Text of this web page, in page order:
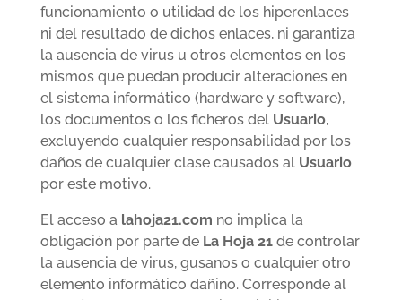
funcionamiento o utilidad de los hiperenlaces
ni del resultado de dichos enlaces, ni garantiza
la ausencia de virus u otros elementos en los
mismos que puedan producir alteraciones en
el sistema informático (hardware y software),
los documentos o los ficheros del Usuario,
excluyendo cualquier responsabilidad por los
daños de cualquier clase causados al Usuario
por este motivo.
El acceso a lahoja21.com no implica la
obligación por parte de La Hoja 21de controlar
la ausencia de virus, gusanos o cualquier otro
elemento informático dañino. Corresponde al